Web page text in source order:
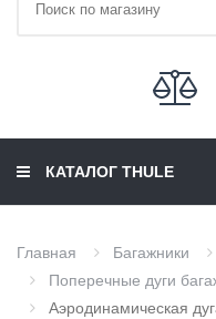
КАТАЛОГ THULE
Главная Багажники
Поперечные дуги
Аэродинамическая